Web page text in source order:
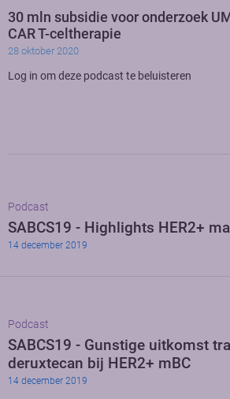
30 mln subsidie voor onderzoek
CAR T-celtherapie
28 oktober 2020
Log in om deze podcast te beluisteren
Podcast
SABCS19 - Highlights HER2+
14 december 2019
Podcast
SABCS19 - Gunstige uitkomst
deruxtecan bij HER2+ mBC
14 december 2019